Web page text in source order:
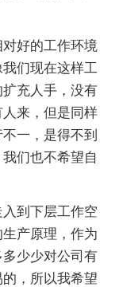
好的工作环境
们现在这样工
充人手，没有
来，但是同样
一，是得不到
们也不希望自
到下层工作空
产原理，作为
少少对公司有
，所以我希望